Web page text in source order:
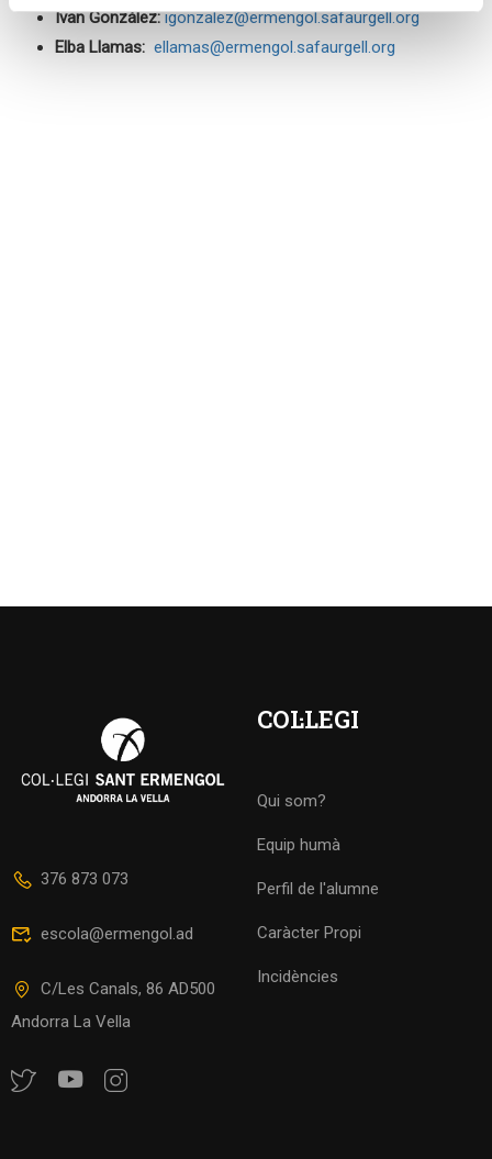
Ivan González:igonzalez@ermengol.safaurgell.org
Elba Llamas: ellamas@ermengol.safaurgell.org
376 873 073
escola@ermengol.ad
C/Les Canals, 86 AD500
Andorra La Vella
COL·LEGI
Qui som?
Equip humà
Perfil de l'alumne
Caràcter Propi
Incidències